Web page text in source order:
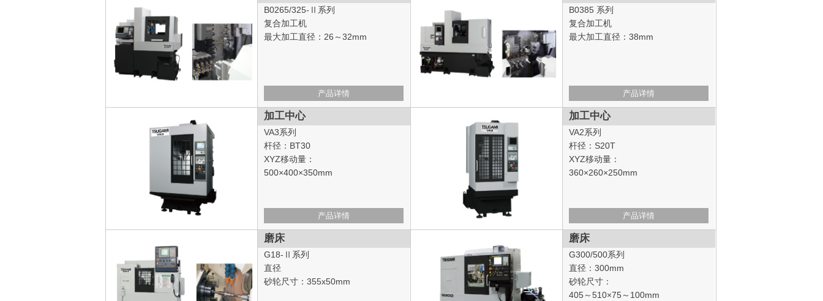
B0265/325-Ⅱ系列
复合加工机
最大加工直径：26～32mm
产品详情
B0385 系列
复合加工机
最大加工直径：38mm
产品详情
加工中心
VA3系列
杆径：BT30
XYZ移动量：
500×400×350mm
产品详情
加工中心
VA2系列
杆径：S20T
XYZ移动量：
360×260×250mm
产品详情
磨床
G18-Ⅱ系列
直径
砂轮尺寸：355x50mm
磨床
G300/500系列
直径：300mm
砂轮尺寸：
405～510×75～100mm